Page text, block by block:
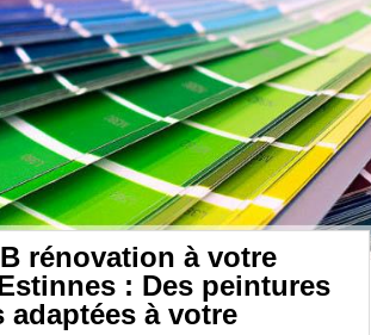
rénovation à votre
: Des peintures
adaptées à votre